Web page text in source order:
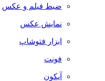
ضبط فيلم و عكس
نمایش عکس
ابزار فتوشاپ
فونت
آیکون